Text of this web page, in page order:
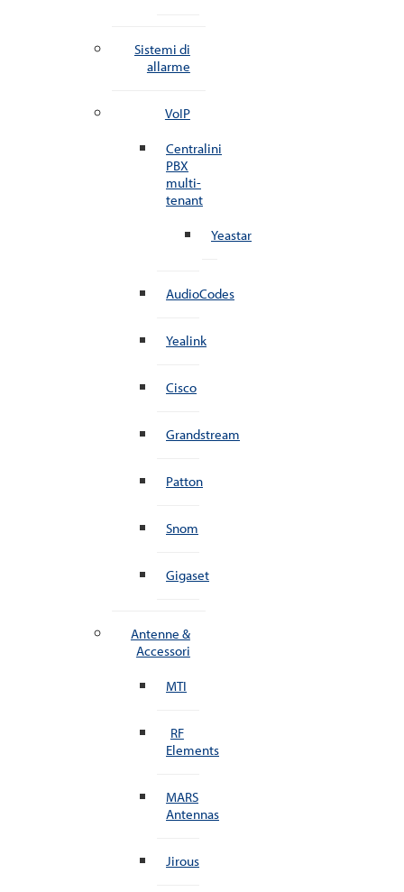
Sistemi di
allarme
VoIP
Centralini
PBX
multi-
tenant
Yeastar
AudioCodes
Yealink
Cisco
Grandstream
Patton
Snom
Gigaset
Antenne &
Accessori
MTI
RF
Elements
MARS
Antennas
Jirous